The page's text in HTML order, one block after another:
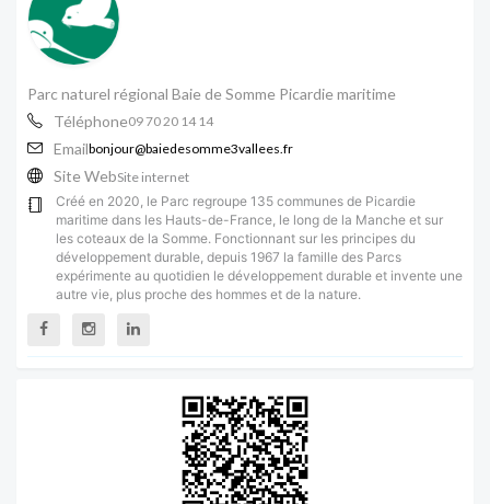
Parc naturel régional Baie de Somme Picardie maritime
Téléphone09 70 20 14 14
Emailbonjour@baiedesomme3vallees.fr
Site WebSite internet
Créé en 2020, le Parc regroupe 135 communes de Picardie
maritime dans les Hauts-de-France, le long de la Manche et sur
les coteaux de la Somme. Fonctionnant sur les principes du
développement durable, depuis 1967 la famille des Parcs
expérimente au quotidien le développement durable et invente une
autre vie, plus proche des hommes et de la nature.